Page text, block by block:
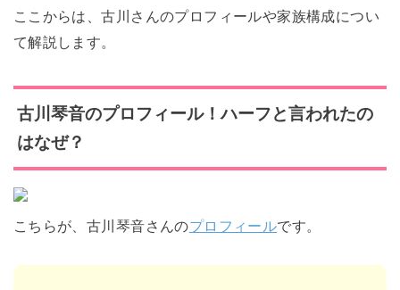
ここからは、古川さんのプロフィールや家族構成につい
て解説します。
古川琴音のプロフィール！ハーフと言われたの
はなぜ？
こちらが、古川琴音さんのプロフィールです。